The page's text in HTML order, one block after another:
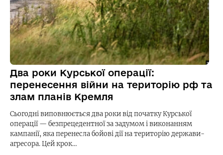
Два роки Курської операції:
перенесення війни на територію рф та
злам планів Кремля
Сьогодні виповнюється два роки від початку Курської
операції — безпрецедентної за задумом і виконанням
кампанії, яка перенесла бойові дії на територію держави-
агресора. Цей крок…